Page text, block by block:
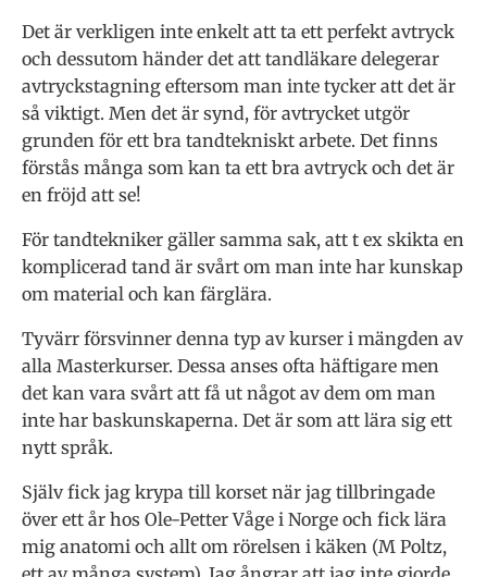
Det är verkligen inte enkelt att ta ett perfekt avtryck
och dessutom händer det att tandläkare delegerar
avtryckstagning eftersom man inte tycker att det är
så viktigt. Men det är synd, för avtrycket utgör
grunden för ett bra tandtekniskt arbete. Det finns
förstås många som kan ta ett bra avtryck och det är
en fröjd att se!
För tandtekniker gäller samma sak, att t ex skikta en
komplicerad tand är svårt om man inte har kunskap
om material och kan färglära.
Tyvärr försvinner denna typ av kurser i mängden av
alla Masterkurser. Dessa anses ofta häftigare men
det kan vara svårt att få ut något av dem om man
inte har baskunskaperna. Det är som att lära sig ett
nytt språk.
Själv fick jag krypa till korset när jag tillbringade
över ett år hos Ole-Petter Våge i Norge och fick lära
mig anatomi och allt om rörelsen i käken (M Poltz,